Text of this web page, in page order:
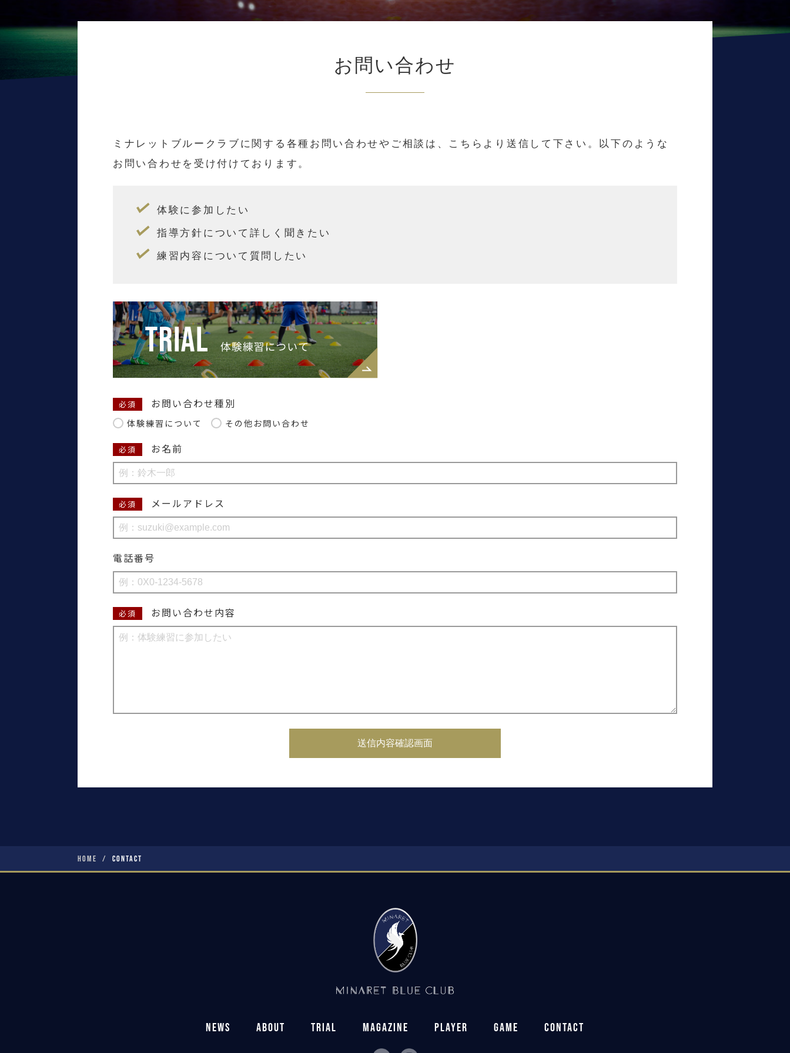
お問い合わせ
ミナレットブルークラブに関する各種お問い合わせやご相談は、こちらより送信して下さい。以下のような
お問い合わせを受け付けております。
体験に参加したい
指導方針について詳しく聞きたい
練習内容について質問したい
必須 お問い合わせ種別
体験練習について その他お問い合わせ
必須 お名前
必須 メールアドレス
電話番号
必須 お問い合わせ内容
HOME CONTACT
NEWS ABOUT TRIAL MAGAZINE PLAYER GAME CONTACT